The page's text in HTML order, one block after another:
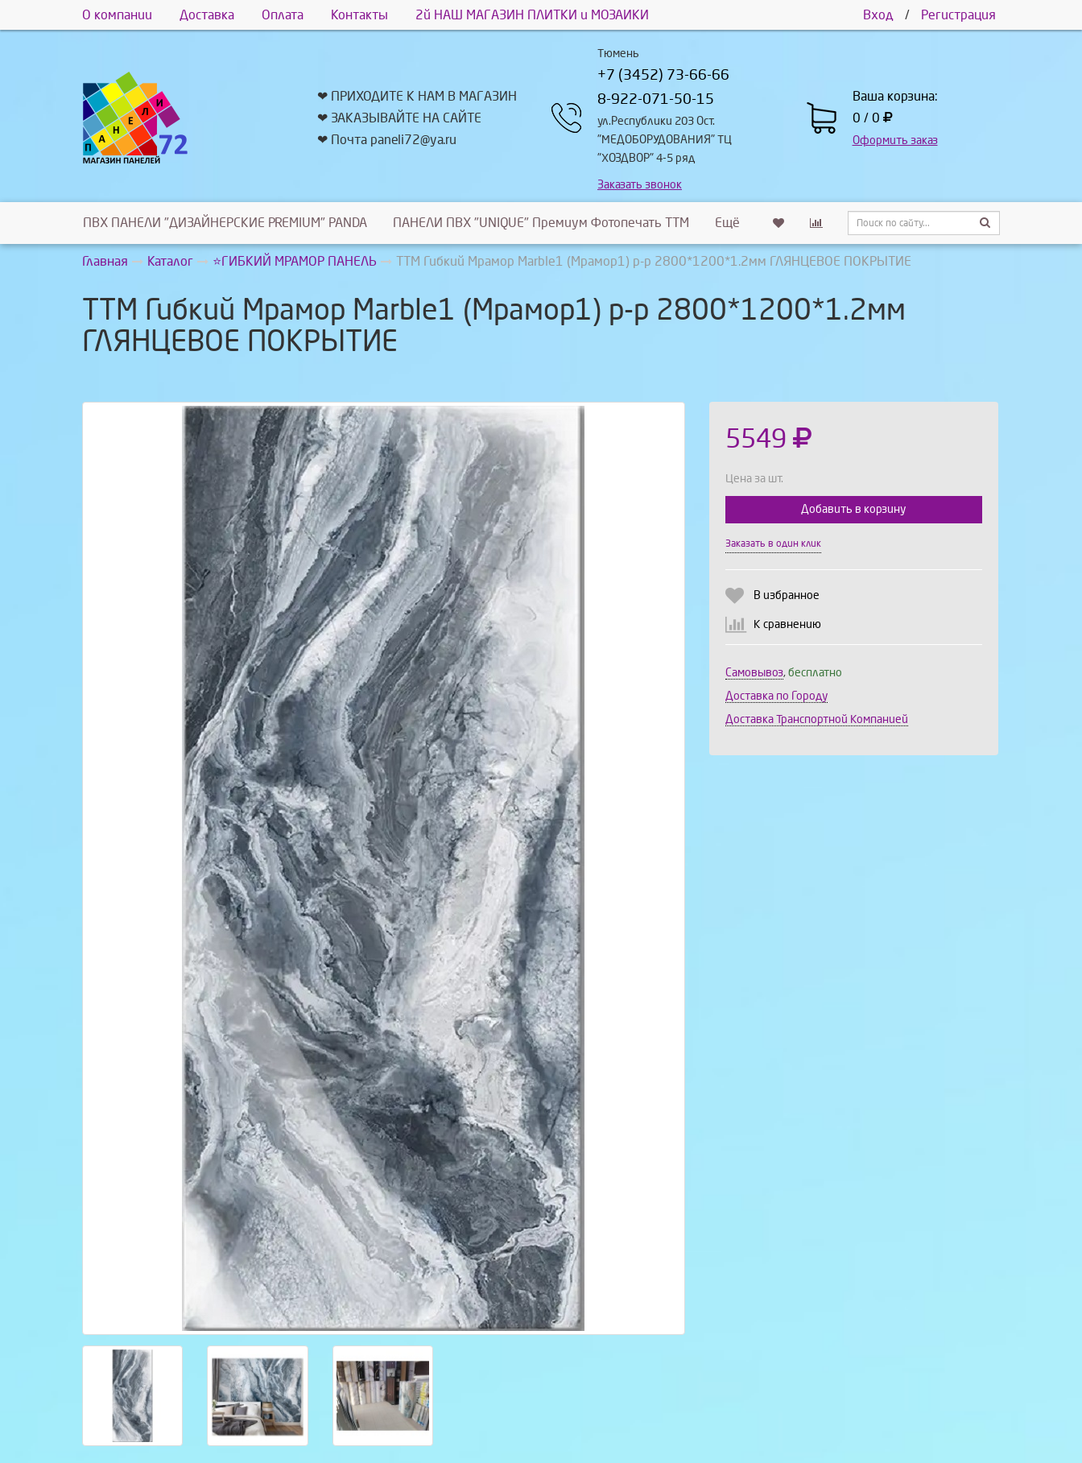
О компании Доставка Оплата Контакты 2й НАШ МАГАЗИН ПЛИТКИ и МОЗАИКИ Вход / Регистрация
❤ ПРИХОДИТЕ К НАМ В МАГАЗИН
❤ ЗАКАЗЫВАЙТЕ НА САЙТЕ
❤ Почта paneli72@ya.ru
Тюмень
+7 (3452) 73-66-66
8-922-071-50-15
ул.Республики 203 Ост.
"МЕДОБОРУДОВАНИЯ" ТЦ
"ХОЗДВОР" 4-5 ряд
Заказать звонок
Ваша корзина:
0 / 0
Оформить заказ
ПВХ ПАНЕЛИ "ДИЗАЙНЕРСКИЕ PREMIUM" PANDA ПАНЕЛИ ПВХ "UNIQUE" Премиум Фотопечать ТТМ Ещё
Главная Каталог ⭐ГИБКИЙ МРАМОР ПАНЕЛЬ ТТМ Гибкий Мрамор Marble1 (Мрамор1) р-р 2800*1200*1.2мм ГЛЯНЦЕВОЕ ПОКРЫТИЕ
ТТМ Гибкий Мрамор Marble1 (Мрамор1) р-р 2800*1200*1.2мм
ГЛЯНЦЕВОЕ ПОКРЫТИЕ
5549
Цена за шт.
Добавить в корзину
Заказать в один клик
В избранное
К сравнению
Самовывоз, бесплатно
Доставка по Городу
Доставка Транспортной Компанией